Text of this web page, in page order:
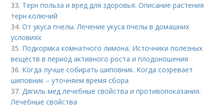
33. Терн польза и вред для здоровья. Описание растения
терн колючий
34.От укуса пчелы. Лечение укуса пчелы в домашних
условиях
35. Подкормка комнатного лимона. Источники полезных
веществ в период активного роста и плодоношения
36. Когда лучше собирать шиповник. Когда созревает
шиповник – уточняем время сбора
37.Дягиль мед лечебные свойства и противопоказания.
Лечебные свойства